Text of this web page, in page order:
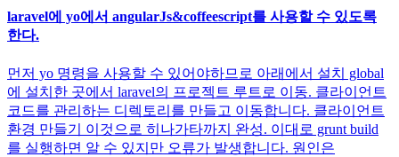
laravel에 yo에서 angularJs&coffeescript를 사용할 수 있도록
한다.
먼저 yo 명령을 사용할 수 있어야하므로 아래에서 설치 global
에 설치한 곳에서 laravel의 프로젝트 루트로 이동. 클라이언트
코드를 관리하는 디렉토리를 만들고 이동합니다. 클라이언트
환경 만들기 이것으로 히나가타까지 완성. 이대로 grunt build
를 실행하면 알 수 있지만 오류가 발생합니다. 원인은